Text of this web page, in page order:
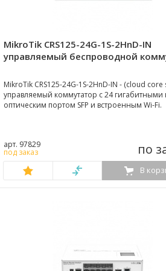
MikroTik CRS125-24G-1S-2HnD-IN
управляемый беспроводной
MikroTik CRS125-24G-1S-2HnD-IN - (cloud core
управляемый коммутатор с 24 гигабитными
оптическим портом SFP и встроенным Wi-Fi.
арт. 97829
под заказ по
В